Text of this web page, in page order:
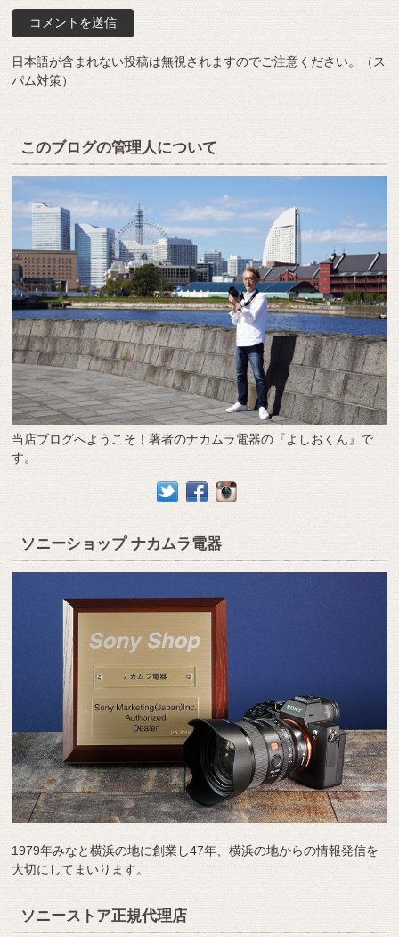
日本語が含まれない投稿は無視されますのでご注意ください。（ス
パム対策）
このブログの管理人について
当店ブログへようこそ！著者のナカムラ電器の『よしおくん』で
す。
ソニーショップ ナカムラ電器
1979年みなと横浜の地に創業し47年、横浜の地からの情報発信を
大切にしてまいります。
ソニーストア正規代理店